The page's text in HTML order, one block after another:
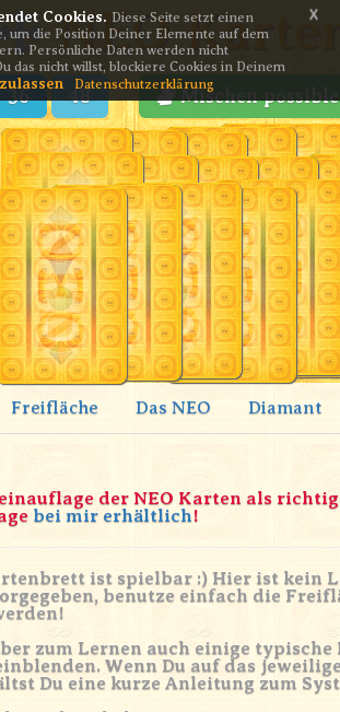
NEO
36 48 Mischen
Freifläche Das NEO Diamant
der NEO Karten als
bei mir erhältlich!
ist spielbar :) Hier ist kein
benutze einfach die
zum Lernen auch einige typische
Wenn Du auf das
Du eine kurze Anleitung zum
Cookies. Diese Seite setzt einen
um die Position Deiner Elemente auf dem
Persönliche Daten werden nicht
das nicht willst, blockiere Cookies in Deinem
Datenschutzerklärung
x